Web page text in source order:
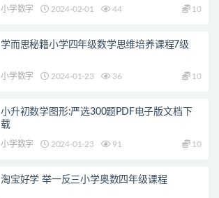
小学数字 2024-02-01 44 10
学而思秘籍小学四年级数学思维培养课程7级
小学数字 2024-01-23 36 10
小升初数学图形:严选300题PDF电子版文档下
载
小学数字 2024-01-23 91 10
淘宝好学 举一反三小学奥数四年级课程